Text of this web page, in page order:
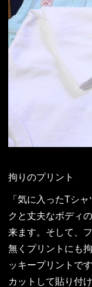
拘りのプリント
「気に入ったTシ
クと丈夫なボディ
来ます。そして、
無くプリントにも
ッキープリントで
カットして貼り付